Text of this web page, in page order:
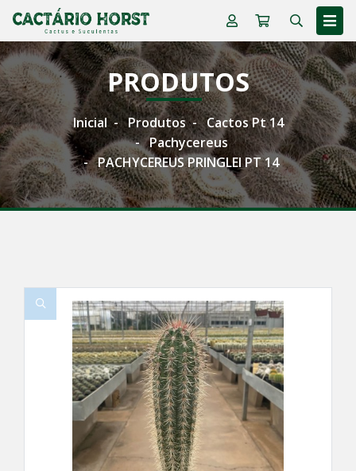
PRODUTOS
Inicial Produtos
Cactos Pt 14
Pachycereus
PACHYCEREUS PRINGLEI PT 14